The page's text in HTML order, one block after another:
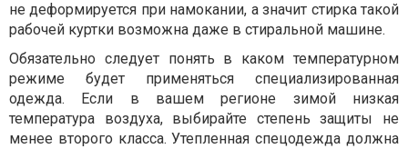
не деформируется при намокании, а значит стирка такой
рабочей куртки возможна даже в стиральной машине.
Обязательно следует понять в каком температурном
режиме будет применяться специализированная
одежда. Если в вашем регионе зимой низкая
температура воздуха, выбирайте степень защиты не
менее второго класса. Утепленная спецодежда должна